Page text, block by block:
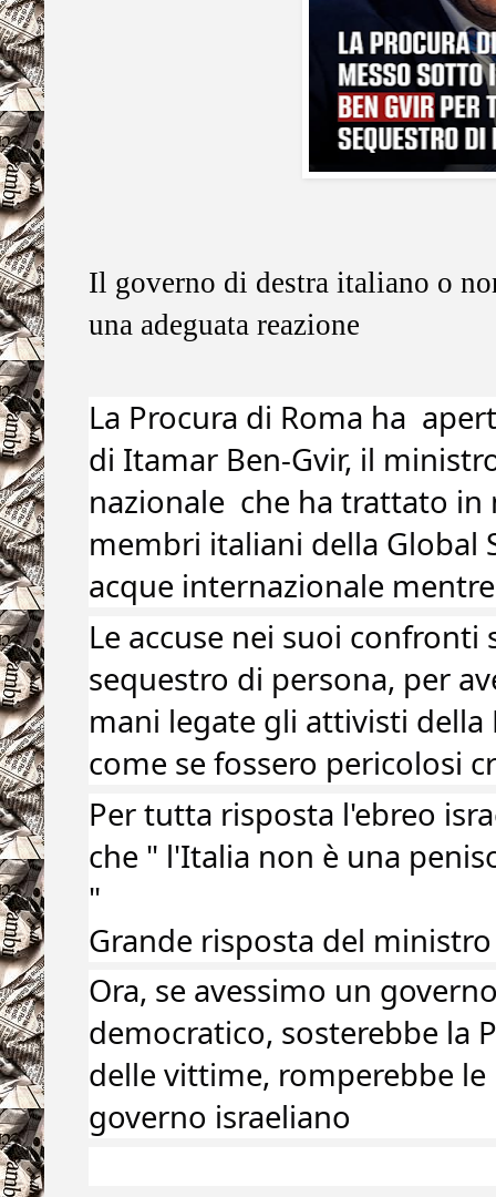
Il governo di destra italiano o
una adeguata reazione
La Procura di Roma ha
di Itamar Ben-Gvir, il
nazionale  che ha trattato
membri italiani della Global
acque internazionale
Le accuse nei suoi
sequestro di persona, per
mani legate gli attivisti
come se fossero pericolosi
Per tutta risposta l'ebreo
che " l'Italia non è una
"
Grande risposta del
Ora, se avessimo un
democratico, sosterebbe la
delle vittime, romperebbe
governo israeliano